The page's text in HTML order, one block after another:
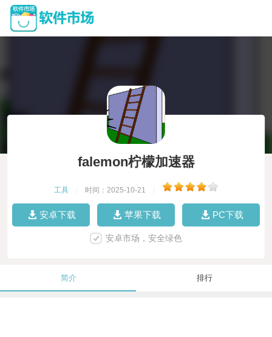
falemon柠檬加速器
工具 时间：2025-10-21
安卓下载 苹果下载 PC下载
安卓市场，安全绿色
简介 排行